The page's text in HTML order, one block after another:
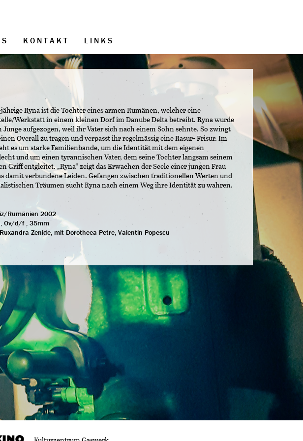
KONTAKT LINKS
Ryna ist die Tochter eines armen Rumänen, welcher eine
Werkstatt in einem kleinen Dorf im Danube Delta betreibt. Ryna wurde
Junge aufgezogen, weil ihr Vater sich nach einem Sohn sehnte. So zwingt
Overall zu tragen und verpasst ihr regelmässig eine Rasur- Frisur. Im
es um starke Familienbande, um die Identität mit dem eigenen
und um einen tyrannischen Vater, dem seine Tochter langsam seinem
Griff entgleitet. „Ryna“ zeigt das Erwachen der Seele einer jungen Frau
damit verbundene Leiden. Gefangen zwischen traditionellen Werten und
Träumen sucht Ryna nach einem Weg ihre Identität zu wahren.
Rumänien 2002
Ov/d/f , 35mm
Ruxandra Zenide, mit Dorotheea Petre, Valentin Popescu